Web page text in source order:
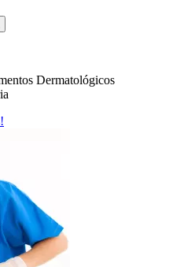
Dermatológicos